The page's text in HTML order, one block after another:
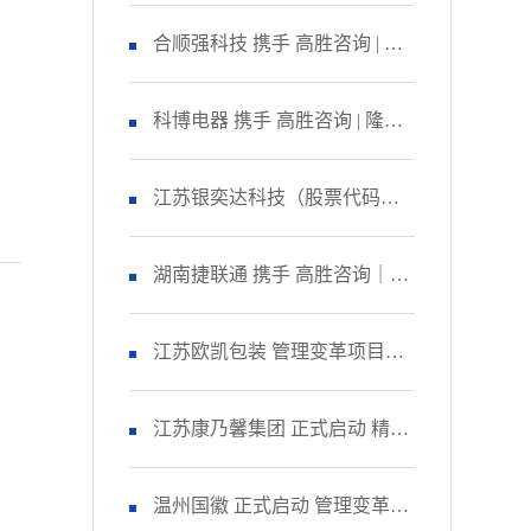
咨询 启动管理变革项目
合顺强科技 携手 高胜咨询 | 隆
重召开 精益生产项目誓师大
会！
科博电器 携手 高胜咨询 | 隆重
召开 品质管理提升项目启动大
会！
江苏银奕达科技（股票代码：
836235） 携手 高胜咨询｜正式
启动 管理变革项目
湖南捷联通 携手 高胜咨询｜正
式启动 精益生产项目！
江苏欧凯包装 管理变革项目人
资改善模块 圆满收官！
江苏康乃馨集团 正式启动 精益
生产项目二期！
温州国徽 正式启动 管理变革&